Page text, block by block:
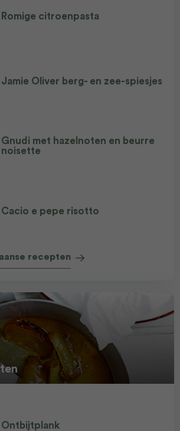
Romige citroenpasta
Jamie Oliver berg- en zee-spiesjes
Gnudi met hazelnoten en beurre
noisette
Cacio e pepe risotto
recepten
Ontbijtplank